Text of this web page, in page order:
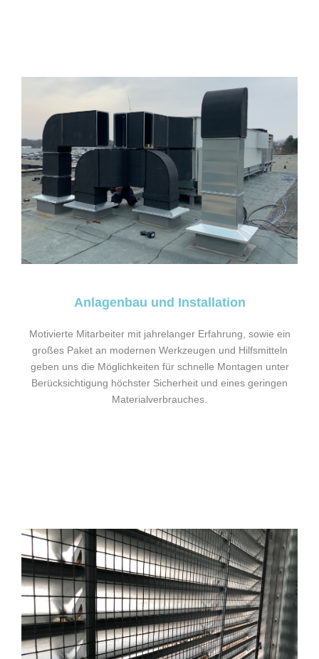
Anlagenbau und Installation
Motivierte Mitarbeiter mit jahrelanger Erfahrung, sowie ein
großes Paket an modernen Werkzeugen und Hilfsmitteln
geben uns die Möglichkeiten für schnelle Montagen unter
Berücksichtigung höchster Sicherheit und eines geringen
Materialverbrauches.